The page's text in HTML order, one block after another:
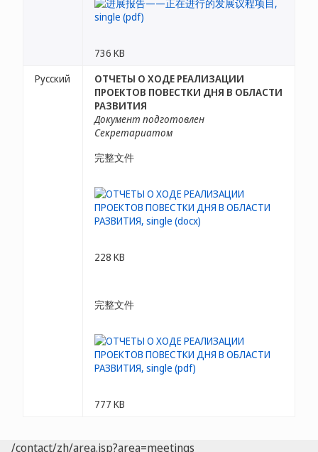
736 KB
Русский
ОТЧЕТЫ О ХОДЕ РЕАЛИЗАЦИИ
ПРОЕКТОВ ПОВЕСТКИ ДНЯ В ОБЛАСТИ
РАЗВИТИЯ
Документ подготовлен
Секретариатом
完整文件
228 KB
完整文件
777 KB
/contact/zh/area.jsp?area=meetings